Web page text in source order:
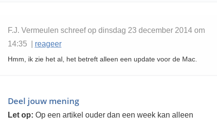
F.J. Vermeulen schreef op dinsdag 23 december 2014 om
14:35 | reageer
Hmm, ik zie het al, het betreft alleen een update voor de Mac.
Deel jouw mening
Let op: Op een artikel ouder dan een week kan alleen